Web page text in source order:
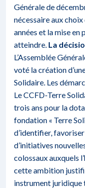
Générale de
nécessaire aux
années et la mise en
atteindre. La
L’Assemblée
voté la création
Solidaire. Les
Le CCFD-Terre
trois ans pour la
fondation « Terre
d’identifier,
d’initiatives
colossaux auxquels
cette ambition
instrument juridique